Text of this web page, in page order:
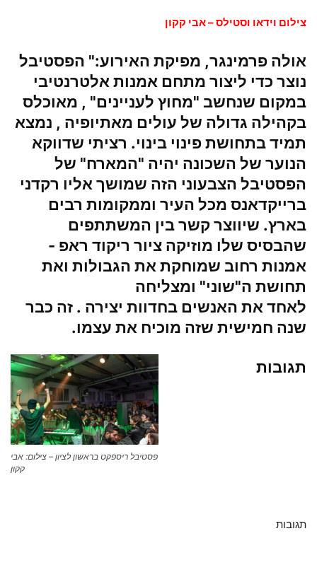
צילום וידאו וסטילס – אבי קקון
אולה פרמינגר, מפיקת האירוע:" הפסטיבל
נוצר כדי ליצור מתחם אמנות אלטרנטיבי
במקום שנחשב "מחוץ לעניינים" , מאוכלס
בקהילה גדולה של עולים מאתיופיה , נמצא
תמיד בתחושת פינוי בינוי. רציתי שדווקא
הנוער של השכונה יהיה "המארח" של
הפסטיבל הצבעוני הזה שמושך אליו רקדני
ברייקדאנס מכל העיר וממקומות רבים
בארץ. שיווצר קשר בין המשתתפים
שהבסיס שלו מוזיקה ציור ריקוד ראפ -
אמנות רחוב שמוחקת את הגבולות ואת
תחושת ה"שוני" ומצליחה
לאחד את האנשים בחדוות יצירה . זה כבר
שנה חמישית שזה מוכיח את עצמו.
פסטיבל ריספקט בראשון לציון – צילום: אבי
קקון
תגובות
תגובות